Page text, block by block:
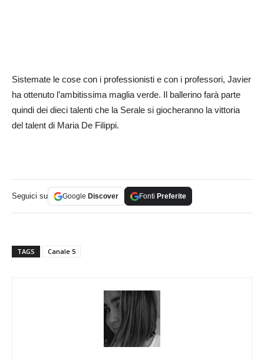
Sistemate le cose con i professionisti e con i professori, Javier
ha ottenuto l’ambitissima maglia verde. Il ballerino farà parte
quindi dei dieci talenti che la Serale si giocheranno la vittoria
del talent di Maria De Filippi.
Seguici su Google Discover Fonti Preferite
TAGS Canale 5